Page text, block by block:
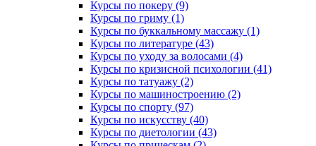
Курсы по покеру (9)
Курсы по гриму (1)
Курсы по буккальному массажу (1)
Курсы по литературе (43)
Курсы по уходу за волосами (4)
Курсы по кризисной психологии (41)
Курсы по татуажу (2)
Курсы по машиностроению (2)
Курсы по спорту (97)
Курсы по искусству (40)
Курсы по диетологии (43)